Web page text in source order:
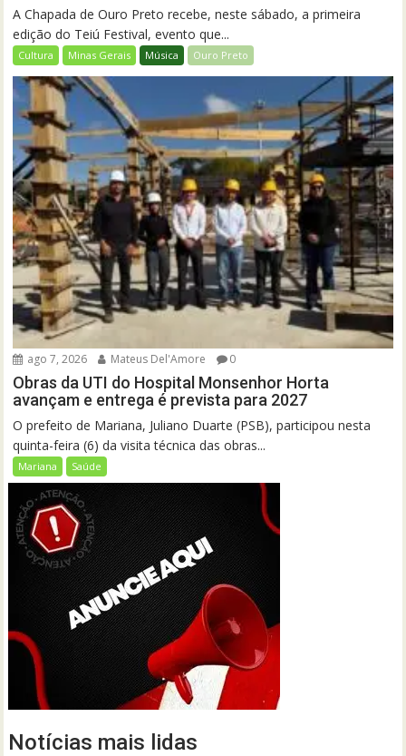
A Chapada de Ouro Preto recebe, neste sábado, a primeira
edição do Teiú Festival, evento que...
Cultura Minas Gerais Música Ouro Preto
ago 7, 2026 Mateus Del'Amore 0
Obras da UTI do Hospital Monsenhor Horta
avançam e entrega é prevista para 2027
O prefeito de Mariana, Juliano Duarte (PSB), participou nesta
quinta-feira (6) da visita técnica das obras...
Mariana Saúde
Notícias mais lidas